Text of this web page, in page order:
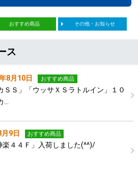
おすすめ商品 その他・お知らせ
ス
8月10日 おすすめ商品
ＳＳ」「ウッサＸＳラトルイン」１０
…
9日 おすすめ商品
楽４４Ｆ」入荷しました(^^)/